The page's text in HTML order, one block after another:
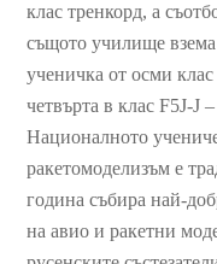
клас тренкорд, а
същото училище
ученичка от осми
четвърта в клас F5J-J
Националното
ракетомоделизъм е
година събира най-
на авио и ракетни